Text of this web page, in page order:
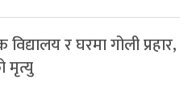
र घरमा गोली प्रहार,
मृत्यु